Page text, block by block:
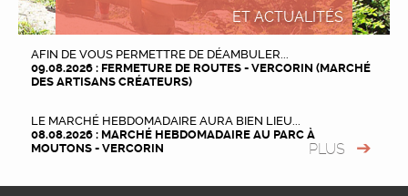
ET ACTUALITÉS
AFIN DE VOUS PERMETTRE DE DÉAMBULER...
09.08.2026 : FERMETURE DE ROUTES - VERCORIN (MARCHÉ
DES ARTISANS CRÉATEURS)
LE MARCHÉ HEBDOMADAIRE AURA BIEN LIEU...
08.08.2026 : MARCHÉ HEBDOMADAIRE AU PARC À
MOUTONS - VERCORIN
PLUS